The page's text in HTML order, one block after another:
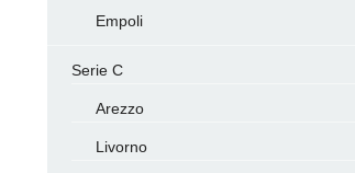
Empoli
Serie C
Arezzo
Livorno